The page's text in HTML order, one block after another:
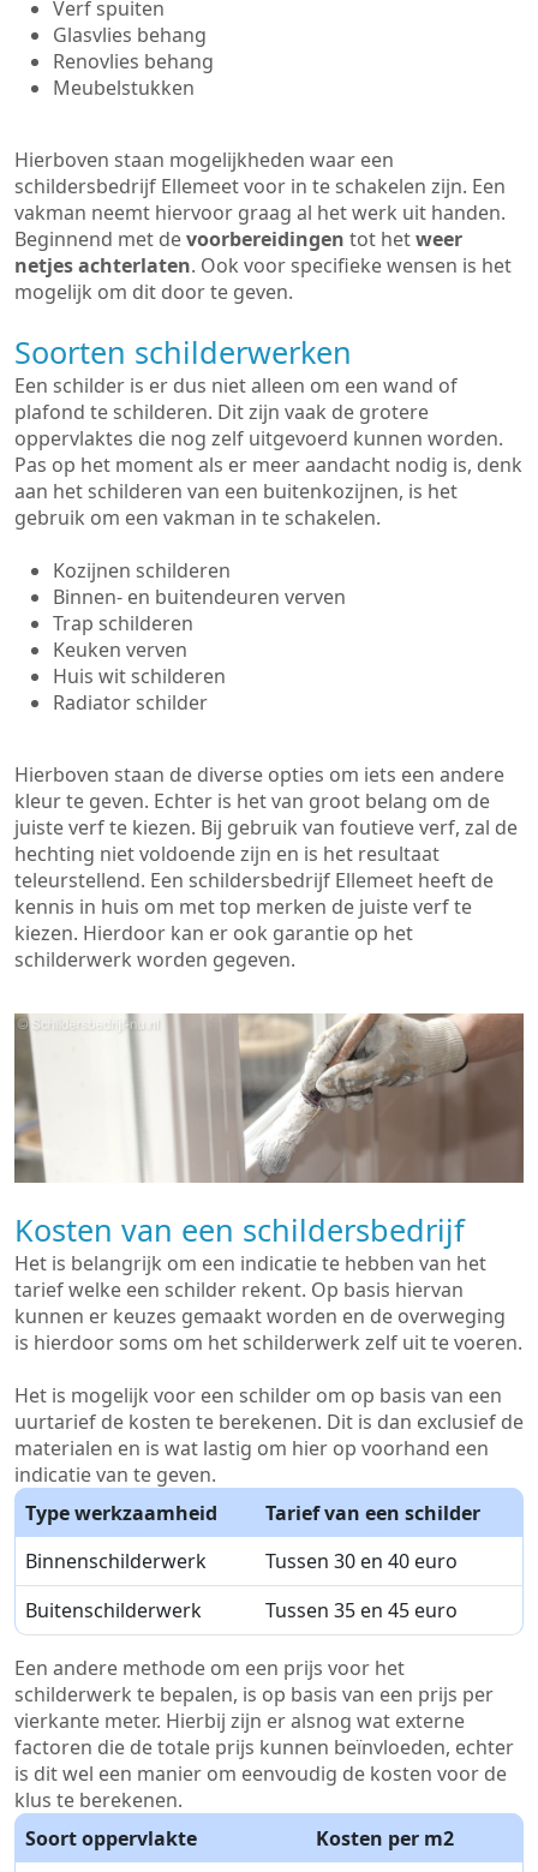
Verf spuiten
Glasvlies behang
Renovlies behang
Meubelstukken
Hierboven staan mogelijkheden waar een
schildersbedrijf Ellemeet voor in te schakelen zijn. Een
vakman neemt hiervoor graag al het werk uit handen.
Beginnend met devoorbereidingen tot hetweer
netjes achterlaten. Ook voor specifieke wensen is het
mogelijk om dit door te geven.
Soorten schilderwerken
Een schilder is er dus niet alleen om een wand of
plafond te schilderen. Dit zijn vaak de grotere
oppervlaktes die nog zelf uitgevoerd kunnen worden.
Pas op het moment als er meer aandacht nodig is, denk
aan het schilderen van een buitenkozijnen, is het
gebruik om een vakman in te schakelen.
Kozijnen schilderen
Binnen- en buitendeuren verven
Trap schilderen
Keuken verven
Huis wit schilderen
Radiator schilder
Hierboven staan de diverse opties om iets een andere
kleur te geven. Echter is het van groot belang om de
juiste verf te kiezen. Bij gebruik van foutieve verf, zal de
hechting niet voldoende zijn en is het resultaat
teleurstellend. Een schildersbedrijf Ellemeet heeft de
kennis in huis om met top merken de juiste verf te
kiezen. Hierdoor kan er ook garantie op het
schilderwerk worden gegeven.
Kosten van een schildersbedrijf
Het is belangrijk om een indicatie te hebben van het
tarief welke een schilder rekent. Op basis hiervan
kunnen er keuzes gemaakt worden en de overweging
is hierdoor soms om het schilderwerk zelf uit te voeren.
Het is mogelijk voor een schilder om op basis van een
uurtarief de kosten te berekenen. Dit is dan exclusief de
materialen en is wat lastig om hier op voorhand een
indicatie van te geven.
Type werkzaamheid
Tarief van een schilder
Binnenschilderwerk
Tussen 30 en 40 euro
Buitenschilderwerk
Tussen 35 en 45 euro
Een andere methode om een prijs voor het
schilderwerk te bepalen, is op basis van een prijs per
vierkante meter. Hierbij zijn er alsnog wat externe
factoren die de totale prijs kunnen beïnvloeden, echter
is dit wel een manier om eenvoudig de kosten voor de
klus te berekenen.
Soort oppervlakte
Kosten per m2